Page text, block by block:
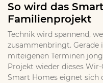
So wird das
Familienprojekt
Technik wird spannend,
zusammenbringt. Gerade
miteigenen Terminen
Projekt wieder dieses
Smart Homes eignet sich